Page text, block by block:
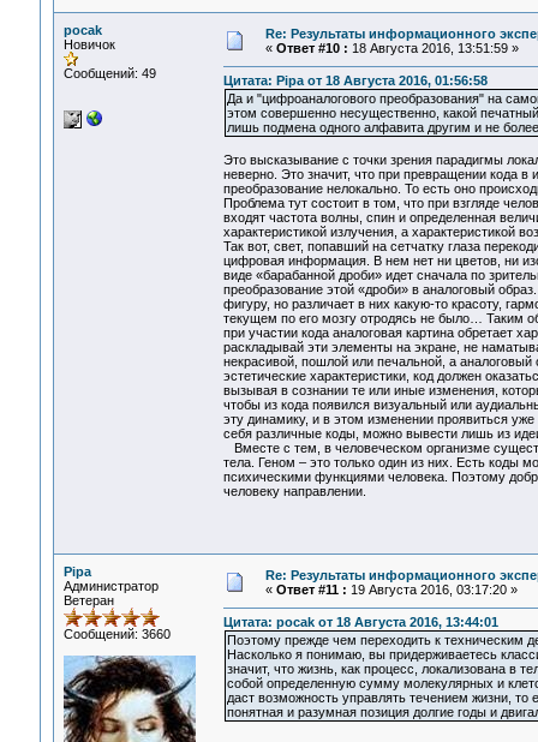
pocak
Новичок
Сообщений: 49
Re: Результаты информационного
« Ответ #10 : 18 Августа 2016, 13:51:59 »
Цитата: Pipa от 18 Августа 2016, 01:56:58
Да и "цифроаналогового преобразования" на
этом совершенно несущественно, какой
лишь подмена одного алфавита другим и не более
Это высказывание с точки зрения парадигмы
неверно. Это значит, что при превращении кода в
преобразование нелокально. То есть оно
Проблема тут состоит в том, что при взгляде
входят частота волны, спин и определенная
характеристикой излучения, а характеристикой
Так вот, свет, попавший на сетчатку глаза
цифровая информация. В нем нет ни цветов, ни
виде «барабанной дроби» идет сначала по
преобразование этой «дроби» в аналоговый
фигуру, но различает в них какую-то красоту,
текущем по его мозгу отродясь не было… Таким
при участии кода аналоговая картина обретает
раскладывай эти элементы на экране, не
некрасивой, пошлой или печальной, а
эстетические характеристики, код должен
вызывая в сознании те или иные изменения,
чтобы из кода появился визуальный или
эту динамику, и в этом изменении проявиться
себя различные коды, можно вывести лишь из
Вместе с тем, в человеческом организме
тела. Геном – это только один из них. Есть коды
психическими функциями человека. Поэтому
человеку направлении.
Pipa
Администратор
Ветеран
Сообщений: 3660
Re: Результаты информационного
« Ответ #11 : 19 Августа 2016, 03:17:20 »
Цитата: pocak от 18 Августа 2016, 13:44:01
Поэтому прежде чем переходить к техническим
Насколько я понимаю, вы придерживаетесь
значит, что жизнь, как процесс, локализована в
собой определенную сумму молекулярных и
даст возможность управлять течением жизни, то
понятная и разумная позиция долгие годы и